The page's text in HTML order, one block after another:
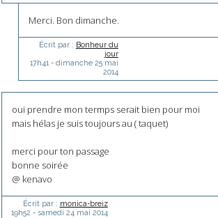
Merci. Bon dimanche.
Écrit par : Bonheur du
jour
17h41- dimanche 25 mai
2014
oui prendre mon termps serait bien pour moi
mais hélas je suis toujours au ( taquet)
merci pour ton passage
bonne soirée
@ kenavo
Écrit par : monica-breiz
19h52 - samedi 24 mai 2014